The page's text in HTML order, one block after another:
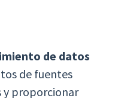
de datos
de fuentes
y proporcionar